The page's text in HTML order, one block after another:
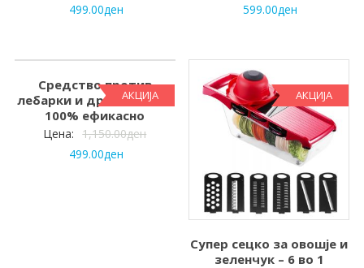
499.00ден
599.00ден
АКЦИЈА
Средство против
лебарки и др. инсекти –
100% ефикасно
Цена: 1,150.00ден
499.00ден
АКЦИЈА
Супер сецко за овошје и
зеленчук – 6 во 1